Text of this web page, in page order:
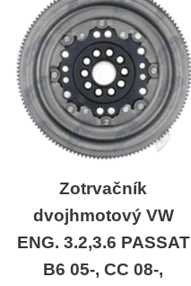
Zotrvačník
dvojhmotový VW
ENG. 3.2,3.6 PASSAT
B6 05-, CC 08-,